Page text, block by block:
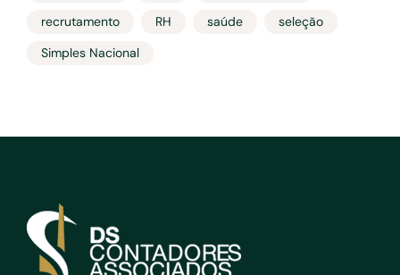
recrutamento
RH saúde
seleção
Simples Nacional